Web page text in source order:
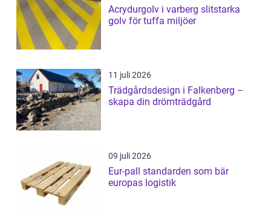
Acrydurgolv i varberg slitstarka
golv för tuffa miljöer
11 juli 2026
Trädgårdsdesign i Falkenberg –
skapa din drömträdgård
09 juli 2026
Eur-pall standarden som bär
europas logistik